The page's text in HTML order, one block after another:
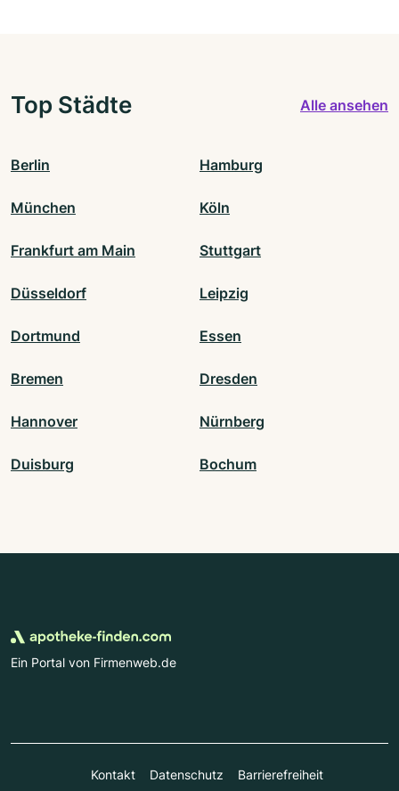
Top Städte Alle ansehen
Berlin Hamburg
München Köln
Frankfurt am Main Stuttgart
Düsseldorf Leipzig
Dortmund Essen
Bremen Dresden
Hannover Nürnberg
Duisburg Bochum
Ein Portal von Firmenweb.de
Kontakt Datenschutz Barrierefreiheit